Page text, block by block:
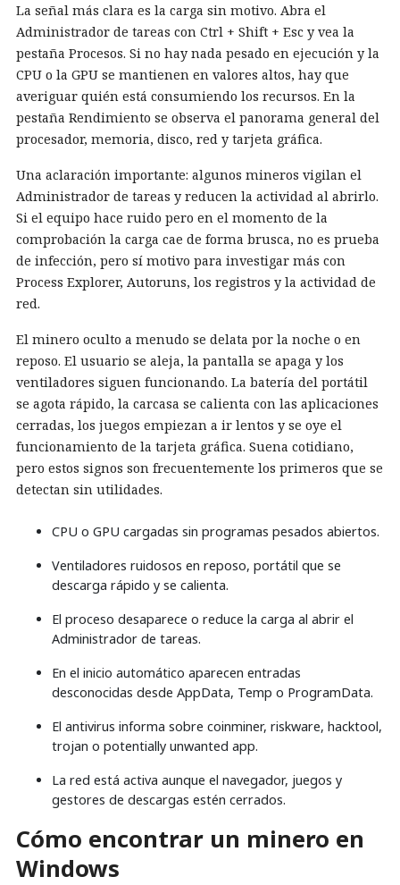
La señal más clara es la carga sin motivo. Abra el
Administrador de tareas con Ctrl + Shift + Esc y vea la
pestaña Procesos. Si no hay nada pesado en ejecución y la
CPU o la GPU se mantienen en valores altos, hay que
averiguar quién está consumiendo los recursos. En la
pestaña Rendimiento se observa el panorama general del
procesador, memoria, disco, red y tarjeta gráfica.
Una aclaración importante: algunos mineros vigilan el
Administrador de tareas y reducen la actividad al abrirlo.
Si el equipo hace ruido pero en el momento de la
comprobación la carga cae de forma brusca, no es prueba
de infección, pero sí motivo para investigar más con
Process Explorer, Autoruns, los registros y la actividad de
red.
El minero oculto a menudo se delata por la noche o en
reposo. El usuario se aleja, la pantalla se apaga y los
ventiladores siguen funcionando. La batería del portátil
se agota rápido, la carcasa se calienta con las aplicaciones
cerradas, los juegos empiezan a ir lentos y se oye el
funcionamiento de la tarjeta gráfica. Suena cotidiano,
pero estos signos son frecuentemente los primeros que se
detectan sin utilidades.
CPU o GPU cargadas sin programas pesados abiertos.
Ventiladores ruidosos en reposo, portátil que se
descarga rápido y se calienta.
El proceso desaparece o reduce la carga al abrir el
Administrador de tareas.
En el inicio automático aparecen entradas
desconocidas desde AppData, Temp o ProgramData.
El antivirus informa sobre coinminer, riskware, hacktool,
trojan o potentially unwanted app.
La red está activa aunque el navegador, juegos y
gestores de descargas estén cerrados.
Cómo encontrar un minero en
Windows